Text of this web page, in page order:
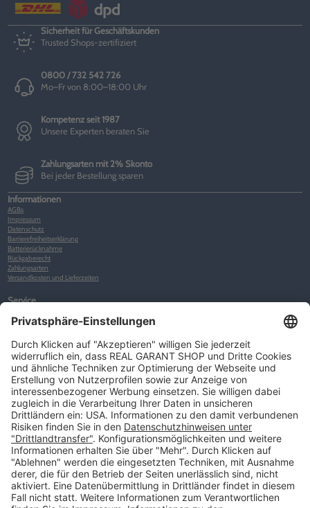
Sicherheit für Geschäftskunden
Trusted Shops-zertifiziert
0800 / 732 542 726
Mo–Fr von 8:00–18:00 Uhr
Kompetenz seit 1987
Unsere Experten beraten Sie
Zahlungsarten mit 2% Skonto
Bei jeder Bestellung sparen
Informationen
AGBs
Impressum
Datenschutz
Barrierefreiheitserklärung
Batterierücknahme
Rückgaberecht
Zahlungsarten
Versandkosten und Lieferzeiten
Service
Warenkorb
Neues Kunden-Konto anlegen
Newsletter
Kontakt
FAQs
Über uns
Kategorien
Betriebsorganisation (52)
Schlüsselorganisation (140)
Reifenorganisation (35)
Werkstattorganisation (166)
Preisauszeichnung und Preisdisplays (35)
Formulare KFZ und Werkstatt (34)
Kennzeichenhalter (49)
KFZ-Verkauf und KFZ-Präsentation (19)
Aussenwerbung (47)
Prospektpräsentation, Infosysteme (29)